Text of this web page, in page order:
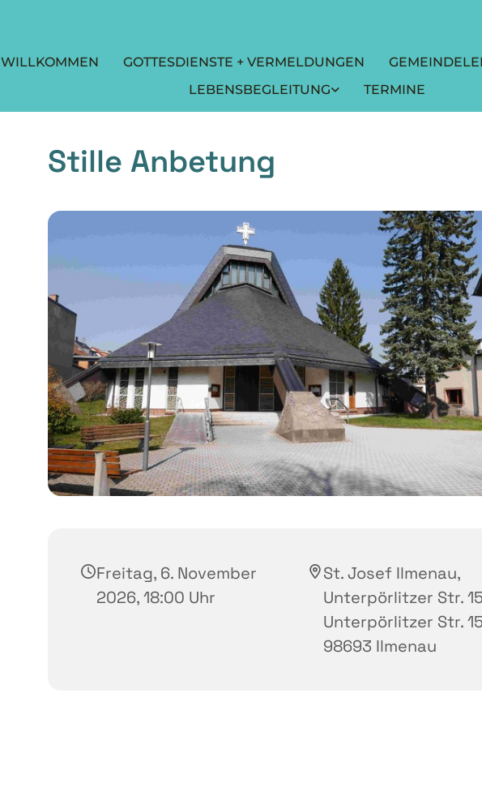
WILLKOMMEN GOTTESDIENSTE + VERMELDUNGEN
LEBENSBEGLEITUNG
TERMINE
Stille Anbetung
Freitag, 6. November
2026, 18:00 Uhr
St. Josef Ilmenau,
Unterpörlitzer Str.
Unterpörlitzer Str.
98693 Ilmenau